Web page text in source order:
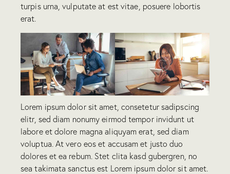
turpis urna, vulputate at est vitae, posuere lobortis
erat.
Lorem ipsum dolor sit amet, consetetur sadipscing
elitr, sed diam nonumy eirmod tempor invidunt ut
labore et dolore magna aliquyam erat, sed diam
voluptua. At vero eos et accusam et justo duo
dolores et ea rebum. Stet clita kasd gubergren, no
sea takimata sanctus est Lorem ipsum dolor sit amet.